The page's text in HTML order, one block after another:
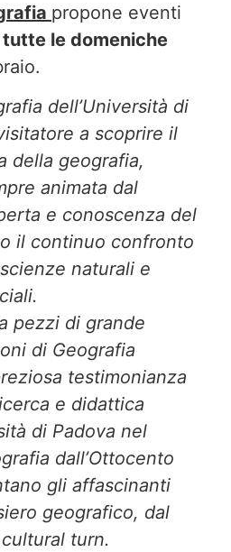
propone eventi
tutte le domeniche
dell’Università di
a scoprire il
della geografia,
animata dal
e conoscenza del
il continuo confronto
naturali e
pezzi di grande
di Geografia
testimonianza
e didattica
di Padova nel
dall’Ottocento
gli affascinanti
geografico, dal
turn.